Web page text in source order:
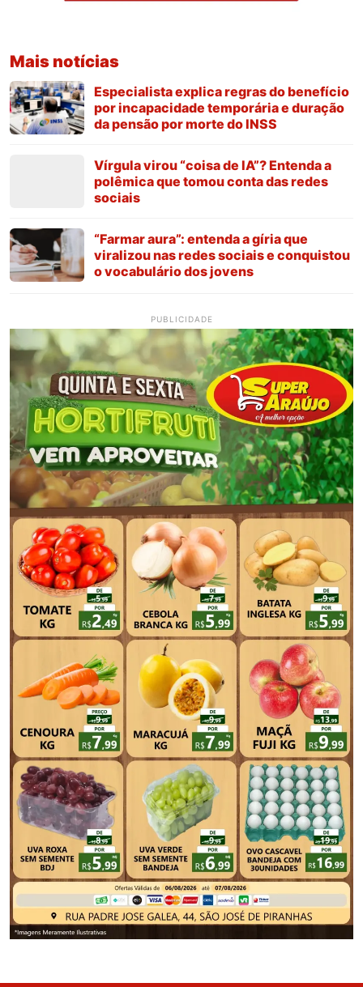
Mais notícias
Especialista explica regras do benefício
por incapacidade temporária e duração
da pensão por morte do INSS
Vírgula virou “coisa de IA”? Entenda a
polêmica que tomou conta das redes
sociais
“Farmar aura”: entenda a gíria que
viralizou nas redes sociais e conquistou
o vocabulário dos jovens
PUBLICIDADE